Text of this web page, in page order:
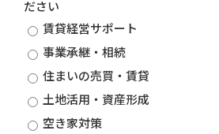
ださい
賃貸経営サポート
事業承継・相続
住まいの売買・賃貸
土地活用・資産形成
空き家対策